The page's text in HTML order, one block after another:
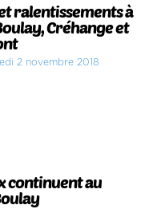
ralentissements à
Créhange et
2 novembre 2018
continuent au